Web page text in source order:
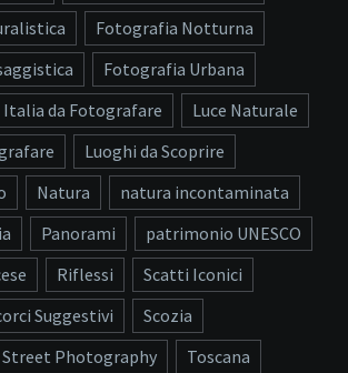
Fotografia Notturna
Fotografia Urbana
Italia da Fotografare
Luce Naturale
Luoghi da Scoprire
Natura
natura incontaminata
Panorami
patrimonio UNESCO
Riflessi
Scatti Iconici
Suggestivi
Scozia
Street Photography
Toscana